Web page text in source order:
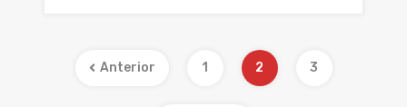
Anterior 1 2 3